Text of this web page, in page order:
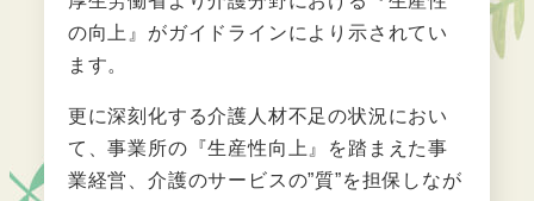
の向上』がガイドラインにより示されてい
ます。
更に深刻化する介護人材不足の状況におい
て、事業所の『生産性向上』を踏まえた事
業経営、介護のサービスの”質”を担保しなが